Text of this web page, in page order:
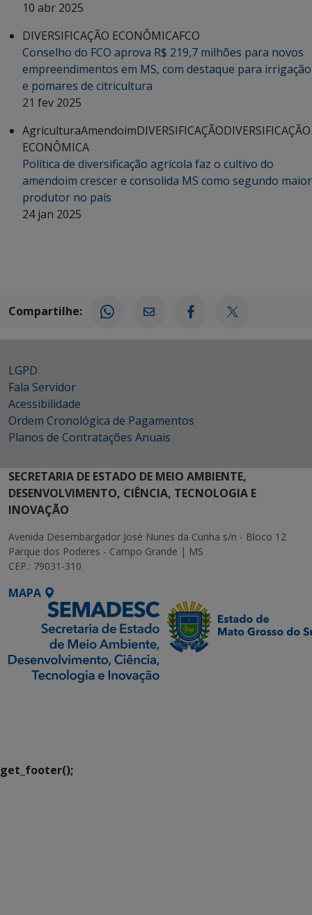
10 abr 2025
DIVERSIFICAÇÃO ECONÔMICAFCO
Conselho do FCO aprova R$ 219,7 milhões para novos
empreendimentos em MS, com destaque para irrigação
e pomares de citricultura
21 fev 2025
AgriculturaAmendoimDIVERSIFICAÇÃODIVERSIFICAÇÃO
ECONÔMICA
Política de diversificação agrícola faz o cultivo do
amendoim crescer e consolida MS como segundo maior
produtor no país
24 jan 2025
Compartilhe:
LGPD
Fala Servidor
Acessibilidade
Ordem Cronológica de Pagamentos
Planos de Contratações Anuais
SECRETARIA DE ESTADO DE MEIO AMBIENTE,
DESENVOLVIMENTO, CIÊNCIA, TECNOLOGIA E
INOVAÇÃO
Avenida Desembargador José Nunes da Cunha s/n - Bloco 12
Parque dos Poderes - Campo Grande | MS
CEP.: 79031-310
MAPA
get_footer();